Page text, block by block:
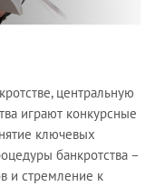
центральную
играют конкурсные
ключевых
банкротства –
и стремление к